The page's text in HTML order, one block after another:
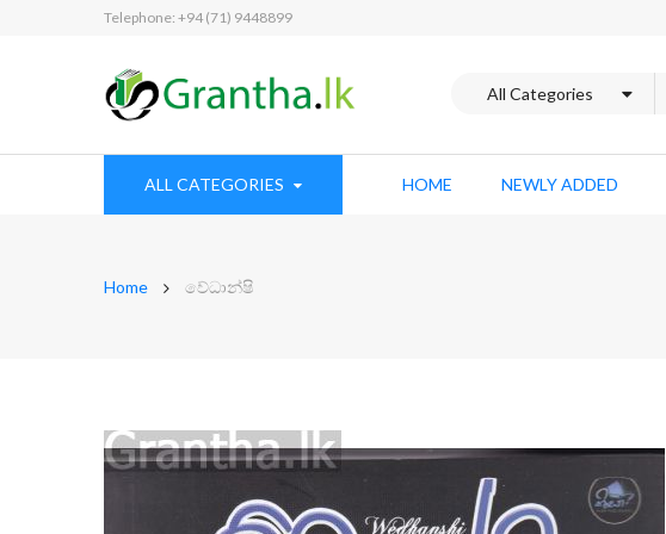
Telephone: +94 (71) 9448899
ALL CATEGORIES HOME NEWLY ADDED
Home වේධාන්ෂි
Skip
to